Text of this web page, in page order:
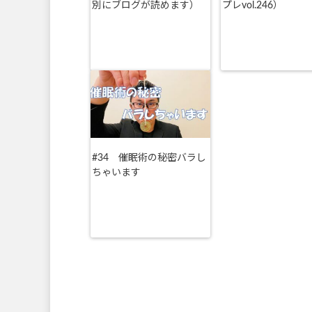
別にブログが読めます）
プレvol.246）
#34 催眠術の秘密バラし
ちゃいます